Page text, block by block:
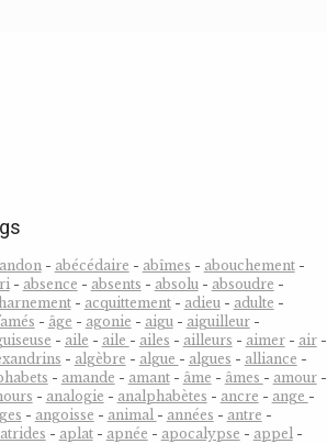
- abécédaire - abîmes - abouchement-
- absence - absents - absolu- absoudre -
- acquittement- adieu- adulte -
- âge - agonie - aigu- aiguilleur-
- aile - aile - ailes - ailleurs - aimer- air-
- algèbre - algue - algues - alliance -
- amande - amant- âme - âmes - amour-
- analogie - analphabètes - ancre - ange -
- angoisse - animal - années - antre -
- aplat- apnée - apocalypse - appel-